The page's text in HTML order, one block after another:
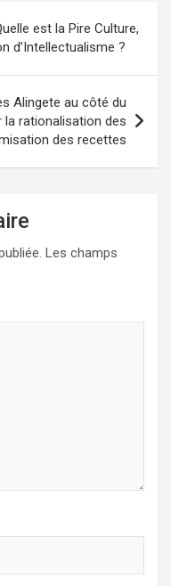
est la Pire Culture,
d’Intellectualisme ?
Alingete au côté du
la rationalisation des
des recettes
Les champs